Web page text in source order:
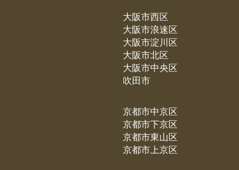
大阪市西区
大阪市浪速区
大阪市淀川区
大阪市北区
大阪市中央区
吹田市
京都市中京区
京都市下京区
京都市東山区
京都市上京区